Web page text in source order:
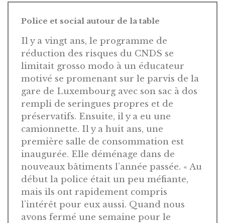
Police et social autour de la table
Il y a vingt ans, le programme de
réduction des risques du CNDS se
limitait grosso modo à un éducateur
motivé se promenant sur le parvis de la
gare de Luxembourg avec son sac à dos
rempli de seringues propres et de
préservatifs. Ensuite, il y a eu une
camionnette. Il y a huit ans, une
première salle de consommation est
inaugurée. Elle déménage dans de
nouveaux bâtiments l’année passée. « Au
début la police était un peu méfiante,
mais ils ont rapidement compris
l’intérêt pour eux aussi. Quand nous
avons fermé une semaine pour le